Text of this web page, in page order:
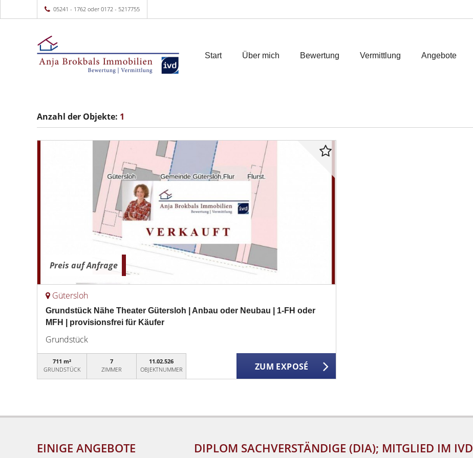
05241 - 1762 oder 0172 - 5217755
Start Über mich Bewertung Vermittlung Angebote
Anzahl der Objekte: 1
Preis auf Anfrage
Gütersloh
Grundstück Nähe Theater Gütersloh | Anbau oder Neubau | 1-FH oder
MFH | provisionsfrei für Käufer
Grundstück
711 m²
GRUNDSTÜCK
7
ZIMMER
11.02.526
OBJEKTNUMMER
ZUM EXPOSÉ
EINIGE ANGEBOTE DIPLOM SACHVERSTÄNDIGE (DIA); MITGLIED IM IVD